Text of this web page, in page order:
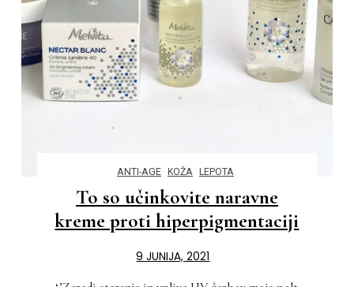
ANTI-AGE KOŽA LEPOTA
To so učinkovite naravne
kreme proti hiperpigmentaciji
9 JUNIJA, 2021